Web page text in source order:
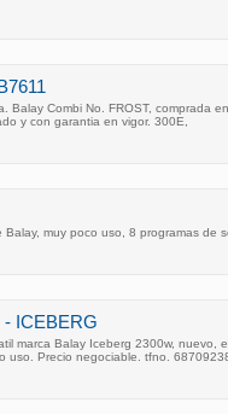
Balay Combi No. FROST, comprada en
y con garantia en vigor. 300E,
muy poco uso, 8 programas de
- ICEBERG
marca Balay Iceberg 2300w, nuevo,
uso. Precio negociable. tfno.